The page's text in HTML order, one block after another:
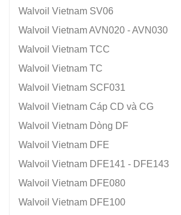
Walvoil Vietnam SV06
Walvoil Vietnam AVN020 - AVN030
Walvoil Vietnam TCC
Walvoil Vietnam TC
Walvoil Vietnam SCF031
Walvoil Vietnam Cáp CD và CG
Walvoil Vietnam Dòng DF
Walvoil Vietnam DFE
Walvoil Vietnam DFE141 - DFE143
Walvoil Vietnam DFE080
Walvoil Vietnam DFE100